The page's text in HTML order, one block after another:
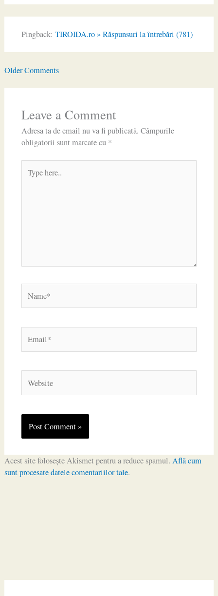
Pingback: TIROIDA.ro » Răspunsuri la întrebări (781)
Newer
Older Comments
Leave a Comment
Adresa ta de email nu va fi publicată. Câmpurile
obligatorii sunt marcate cu *
here..
Acest site folosește Akismet pentru a reduce spamul. Află cum
sunt procesate datele comentariilor tale.